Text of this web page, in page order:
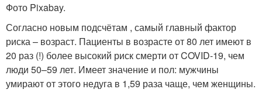
Фото Pixabay.
Согласно новым подсчётам , самый главный фактор
риска – возраст. Пациенты в возрасте от 80 лет имеют в
20 раз (!) более высокий риск смерти от COVID-19, чем
люди 50–59 лет. Имеет значение и пол: мужчины
умирают от этого недуга в 1,59 раза чаще, чем женщины.